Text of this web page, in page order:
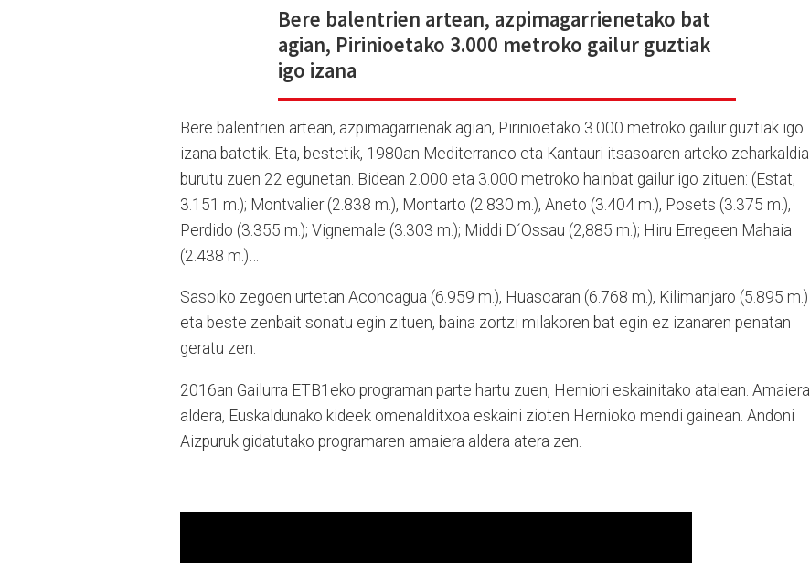
Bere balentrien artean, azpimagarrienetako bat
agian, Pirinioetako 3.000 metroko gailur guztiak
igo izana
Bere balentrien artean, azpimagarrienak agian, Pirinioetako 3.000 metroko gailur guztiak igo
izana batetik. Eta, bestetik, 1980an Mediterraneo eta Kantauri itsasoaren arteko zeharkaldia
burutu zuen 22 egunetan. Bidean 2.000 eta 3.000 metroko hainbat gailur igo zituen: (Estat,
3.151 m.); Montvalier (2.838 m.), Montarto (2.830 m.), Aneto (3.404 m.), Posets (3.375 m.),
Perdido (3.355 m.); Vignemale (3.303 m.); Middi D´Ossau (2,885 m.); Hiru Erregeen Mahaia
(2.438 m.)…
Sasoiko zegoen urtetan Aconcagua (6.959 m.), Huascaran (6.768 m.), Kilimanjaro (5.895 m.)
eta beste zenbait sonatu egin zituen, baina zortzi milakoren bat egin ez izanaren penatan
geratu zen.
2016an Gailurra ETB1eko programan parte hartu zuen, Herniori eskainitako atalean. Amaiera
aldera, Euskaldunako kideek omenalditxoa eskaini zioten Hernioko mendi gainean. Andoni
Aizpuruk gidatutako programaren amaiera aldera atera zen.